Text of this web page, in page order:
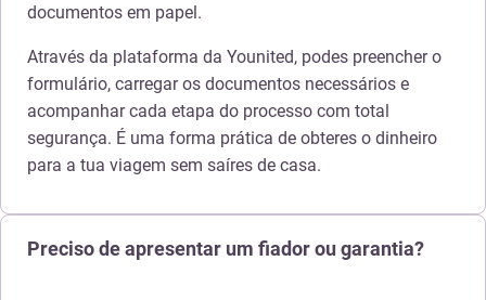
documentos em papel.
Através da plataforma da Younited, podes preencher o
formulário, carregar os documentos necessários e
acompanhar cada etapa do processo com total
segurança. É uma forma prática de obteres o dinheiro
para a tua viagem sem saíres de casa.
Preciso de apresentar um fiador ou garantia?